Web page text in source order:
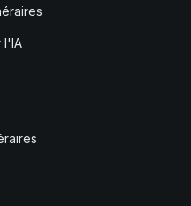
l'IA